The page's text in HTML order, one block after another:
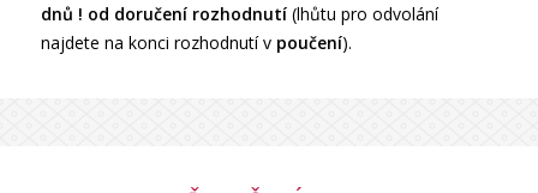
dnů ! od doručení rozhodnutí (lhůtu pro odvolání
najdete na konci rozhodnutí v poučení).